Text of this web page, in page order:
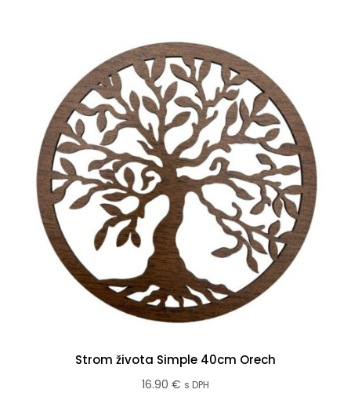
Strom života Simple 40cm Orech
16.90 € s DPH